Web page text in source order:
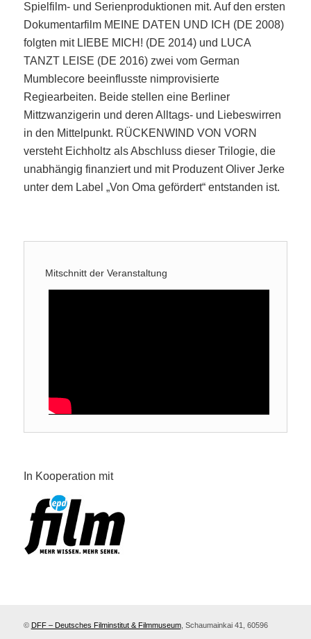
Spielfilm- und Serienproduktionen mit. Auf den ersten
Dokumentarfilm MEINE DATEN UND ICH (DE 2008)
folgten mit LIEBE MICH! (DE 2014) und LUCA
TANZT LEISE (DE 2016) zwei vom German
Mumblecore beeinflusste nimprovisierte
Regiearbeiten. Beide stellen eine Berliner
Mittzwanzigerin und deren Alltags- und Liebeswirren
in den Mittelpunkt. RÜCKENWIND VON VORN
versteht Eichholtz als Abschluss dieser Trilogie, die
unabhängig finanziert und mit Produzent Oliver Jerke
unter dem Label „Von Oma gefördert“ entstanden ist.
Mitschnitt der Veranstaltung
In Kooperation mit
© DFF – Deutsches Filminstitut & Filmmuseum, Schaumainkai 41, 60596